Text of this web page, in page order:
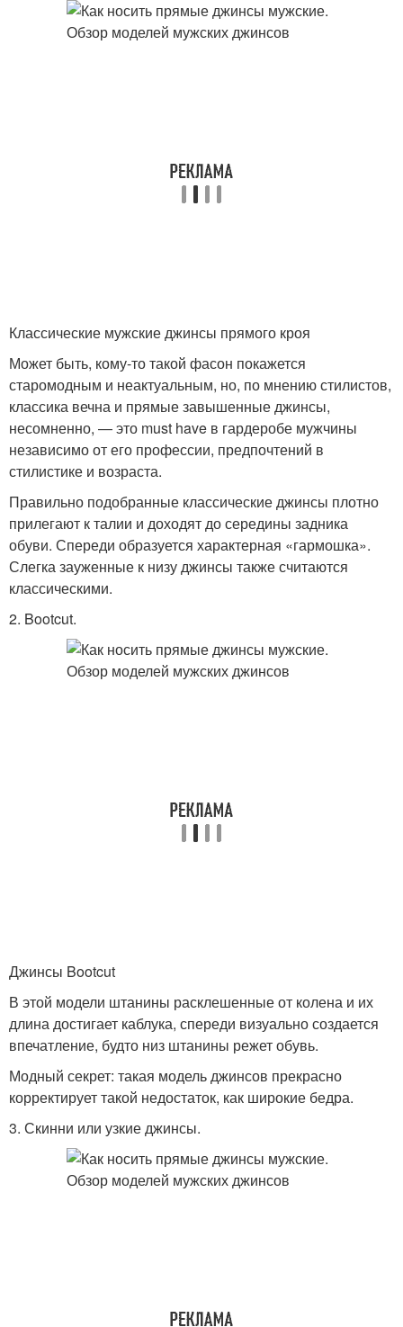
Классические мужские джинсы прямого кроя
Может быть, кому-то такой фасон покажется
старомодным и неактуальным, но, по мнению стилистов,
классика вечна и прямые завышенные джинсы,
несомненно, — это must have в гардеробе мужчины
независимо от его профессии, предпочтений в
стилистике и возраста.
Правильно подобранные классические джинсы плотно
прилегают к талии и доходят до середины задника
обуви. Спереди образуется характерная «гармошка».
Слегка зауженные к низу джинсы также считаются
классическими.
2. Bootcut.
Джинсы Bootcut
В этой модели штанины расклешенные от колена и их
длина достигает каблука, спереди визуально создается
впечатление, будто низ штанины режет обувь.
Модный секрет: такая модель джинсов прекрасно
корректирует такой недостаток, как широкие бедра.
3. Скинни или узкие джинсы.